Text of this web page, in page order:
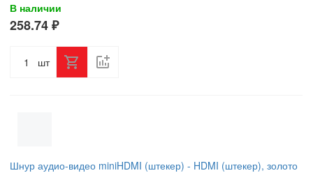
В наличии
258.74 ₽
шт
Шнур аудио-видео miniHDMI (штекер) - HDMI (штекер), золото